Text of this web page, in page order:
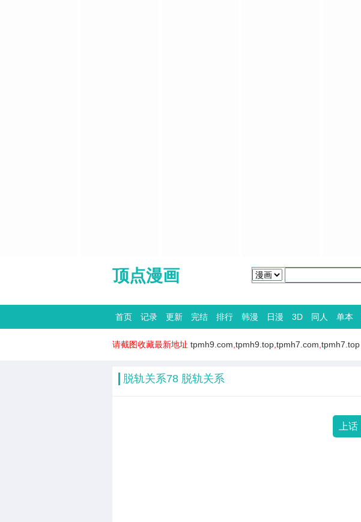
顶点漫画
首页 记录 更新 完结 排行 韩漫 日漫 3D 同人 单本
请截图收藏最新地址 tpmh9.com tpmh9.top tpmh7.com tpmh7.top
脱轨关系78 脱轨关系
上话